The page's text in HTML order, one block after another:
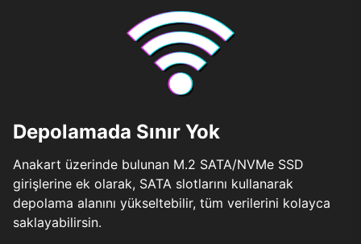
Depolamada Sınır Yok
Anakart üzerinde bulunan M.2 SATA/NVMe SSD
girişlerine ek olarak, SATA slotlarını kullanarak
depolama alanını yükseltebilir, tüm verilerini kolayca
saklayabilirsin.